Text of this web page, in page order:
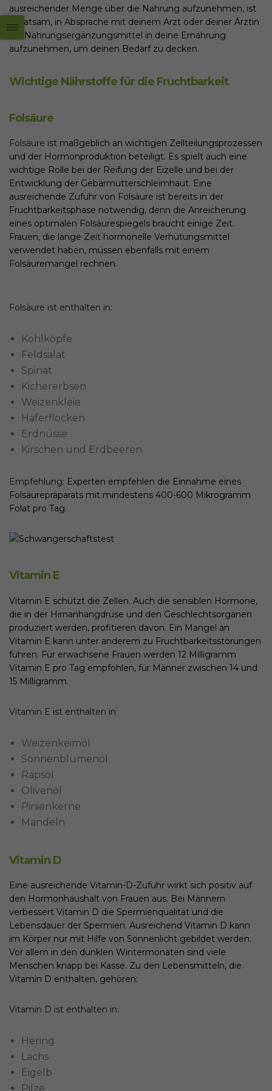
ausreichender Menge über die Nahrung aufzunehmen, ist
es ratsam, in Absprache mit deinem Arzt oder deiner Ärztin
ein Nahrungsergänzungsmittel in deine Ernährung
aufzunehmen, um deinen Bedarf zu decken.
Wichtige Nährstoffe für die Fruchtbarkeit
Folsäure
Folsäure ist maßgeblich an wichtigen Zellteilungsprozessen
und der Hormonproduktion beteiligt. Es spielt auch eine
wichtige Rolle bei der Reifung der Eizelle und bei der
Entwicklung der Gebärmutterschleimhaut. Eine
ausreichende Zufuhr von Folsäure ist bereits in der
Fruchtbarkeitsphase notwendig, denn die Anreicherung
eines optimalen Folsäurespiegels braucht einige Zeit.
Frauen, die lange Zeit hormonelle Verhütungsmittel
verwendet haben, müssen ebenfalls mit einem
Folsäuremangel rechnen.
Folsäure ist enthalten in:
Kohlköpfe
Feldsalat
Spinat
Kichererbsen
Weizenkleie
Haferflocken
Erdnüsse
Kirschen und Erdbeeren
Empfehlung: Experten empfehlen die Einnahme eines
Folsäurepräparats mit mindestens 400-600 Mikrogramm
Folat pro Tag.
Vitamin E
Vitamin E schützt die Zellen. Auch die sensiblen Hormone,
die in der Hirnanhangdrüse und den Geschlechtsorganen
produziert werden, profitieren davon. Ein Mangel an
Vitamin E kann unter anderem zu Fruchtbarkeitsstörungen
führen. Für erwachsene Frauen werden 12 Milligramm
Vitamin E pro Tag empfohlen, für Männer zwischen 14 und
15 Milligramm.
Vitamin E ist enthalten in:
Weizenkeimöl
Sonnenblumenöl
Rapsöl
Olivenöl
Pinienkerne
Mandeln
Vitamin D
Eine ausreichende Vitamin-D-Zufuhr wirkt sich positiv auf
den Hormonhaushalt von Frauen aus. Bei Männern
verbessert Vitamin D die Spermienqualität und die
Lebensdauer der Spermien. Ausreichend Vitamin D kann
im Körper nur mit Hilfe von Sonnenlicht gebildet werden.
Vor allem in den dunklen Wintermonaten sind viele
Menschen knapp bei Kasse. Zu den Lebensmitteln, die
Vitamin D enthalten, gehören:
Vitamin D ist enthalten in:
Hering
Lachs
Eigelb
Pilze